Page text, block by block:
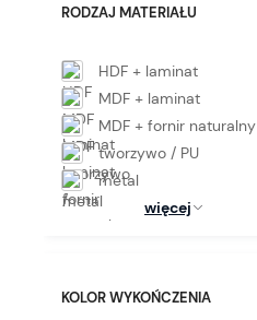
RODZAJ MATERIAŁU
HDF + laminat
MDF + laminat
MDF + fornir naturalny
tworzywo / PU
metal
więcej
KOLOR WYKOŃCZENIA